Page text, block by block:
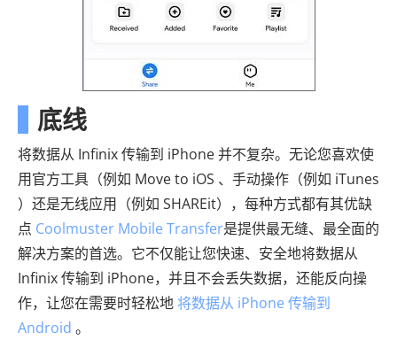
底线
将数据从 Infinix 传输到 iPhone 并不复杂。无论您喜欢使
用官方工具（例如 Move to iOS 、手动操作（例如 iTunes
）还是无线应用（例如 SHAREit），每种方式都有其优缺
点 Coolmuster Mobile Transfer是提供最无缝、最全面的
解决方案的首选。它不仅能让您快速、安全地将数据从
Infinix 传输到 iPhone，并且不会丢失数据，还能反向操
作，让您在需要时轻松地将数据从 iPhone 传输到
Android 。